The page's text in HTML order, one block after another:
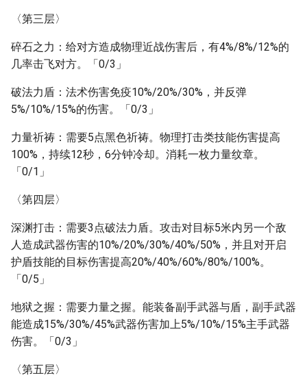
〈第三层〉
碎石之力：给对方造成物理近战伤害后，有4%/8%/12%的
几率击飞对方。「0/3」
破法力盾：法术伤害免疫10%/20%/30%，并反弹
5%/10%/15%的伤害。「0/3」
力量祈祷：需要5点黑色祈祷。物理打击类技能伤害提高
100%，持续12秒，6分钟冷却。消耗一枚力量纹章。
「0/1」
〈第四层〉
深渊打击：需要3点破法力盾。攻击对目标5米内另一个敌
人造成武器伤害的10%/20%/30%/40%/50%，并且对开启
护盾技能的目标伤害提高20%/40%/60%/80%/100%。
「0/5」
地狱之握：需要力量之握。能装备副手武器与盾，副手武器
能造成15%/30%/45%武器伤害加上5%/10%/15%主手武器
伤害。「0/3」
〈第五层〉